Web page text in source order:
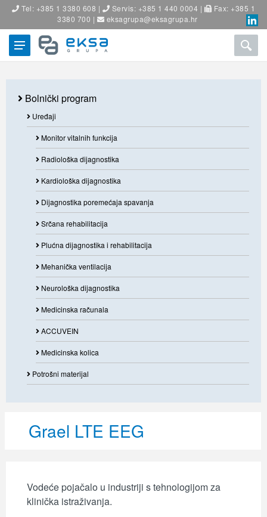
Tel: +385 1 3380 608 | Servis: +385 1 440 0004 |
Fax: +385 1
3380 700 |
eksagrupa@eksagrupa.hr
Bolnički program
Uređaji
Monitor vitalnih funkcija
Radiološka dijagnostika
Kardiološka dijagnostika
Dijagnostika poremećaja spavanja
Srčana rehabilitacija
Plućna dijagnostika i rehabilitacija
Mehanička ventilacija
Neurološka dijagnostika
Medicinska računala
ACCUVEIN
Medicinska kolica
Potrošni materijal
Grael LTE EEG
Vodeće pojačalo u industriji s tehnologijom za
klinička istraživanja.